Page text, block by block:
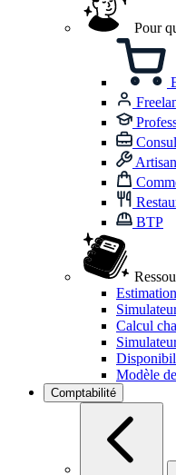
Pour
Artisan
BTP
Calcul
Modèle
Comptabilité